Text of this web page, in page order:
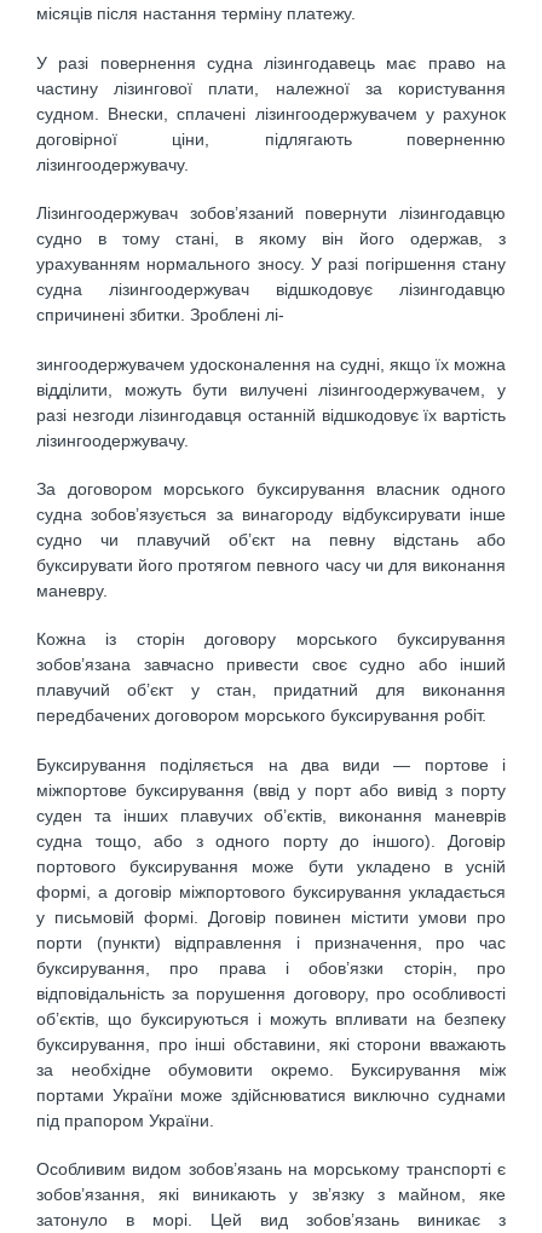
місяців після настання терміну платежу.
У разі повернення судна лізингодавець має право на
частину лізингової плати, належної за користування
судном. Внески, сплачені лізингоодержувачем у рахунок
договірної ціни, підлягають поверненню
лізингоодержувачу.
Лізингоодержувач зобов’язаний повернути лізингодавцю
судно в тому стані, в якому він його одержав, з
урахуванням нормального зносу. У разі погіршення стану
судна лізингоодержувач відшкодовує лізингодавцю
спричинені збитки. Зроблені лі-
зингоодержувачем удосконалення на судні, якщо їх можна
відділити, можуть бути вилучені лізингоодержувачем, у
разі незгоди лізингодавця останній відшкодовує їх вартість
лізингоодержувачу.
За договором морського буксирування власник одного
судна зобов’язується за винагороду відбуксирувати інше
судно чи плавучий об’єкт на певну відстань або
буксирувати його протягом певного часу чи для виконання
маневру.
Кожна із сторін договору морського буксирування
зобов’язана завчасно привести своє судно або інший
плавучий об’єкт у стан, придатний для виконання
передбачених договором морського буксирування робіт.
Буксирування поділяється на два види — портове і
міжпортове буксирування (ввід у порт або вивід з порту
суден та інших плавучих об’єктів, виконання маневрів
судна тощо, або з одного порту до іншого). Договір
портового буксирування може бути укладено в усній
формі, а договір міжпортового буксирування укладається
у письмовій формі. Договір повинен містити умови про
порти (пункти) відправлення і призначення, про час
буксирування, про права і обов’язки сторін, про
відповідальність за порушення договору, про особливості
об’єктів, що буксируються і можуть впливати на безпеку
буксирування, про інші обставини, які сторони вважають
за необхідне обумовити окремо. Буксирування між
портами України може здійснюватися виключно суднами
під прапором України.
Особливим видом зобов’язань на морському транспорті є
зобов’язання, які виникають у зв’язку з майном, яке
затонуло в морі. Цей вид зобов’язань виникає з